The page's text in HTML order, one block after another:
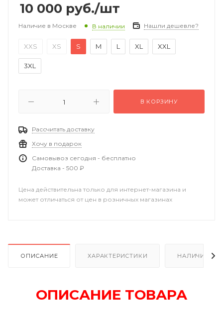
10 000 руб./шт
Наличие в Москве В наличии Нашли дешевле?
XXS XS S M L XL XXL
3XL
В КОРЗИНУ
Рассчитать доставку
Хочу в подарок
Самовывоз сегодня - бесплатно
Доставка - 500 ₽
Цена действительна только для интернет-магазина и
может отличаться от цен в розничных магазинах
ОПИСАНИЕ ХАРАКТЕРИСТИКИ НАЛИЧИЕ
ОПИСАНИЕ ТОВАРА